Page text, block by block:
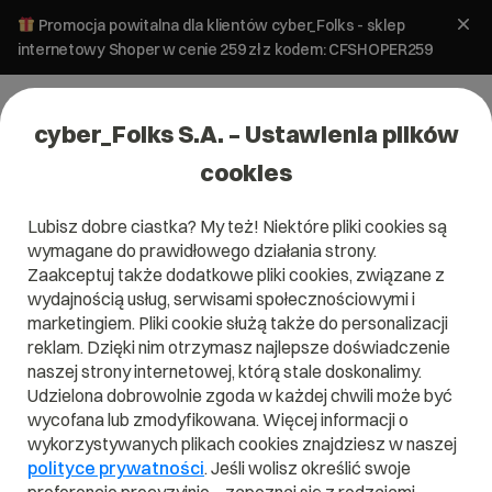
Promocja powitalna dla klientów cyber_Folks - sklep
internetowy Shoper w cenie 259 zł z kodem: CFSHOPER259
Czym jest Data Lake?
Przeczytaj czym jestData Lakew naszym słowniku.
Pomoże Ci to lepiej zrozumieć, czym dokładnie jestData
cyber_Folks S.A. – Ustawienia plików
cookies
Lubisz dobre ciastka? My też! Niektóre pliki cookies są
wymagane do prawidłowego działania strony.
Zaakceptuj także dodatkowe pliki cookies, związane z
wydajnością usług, serwisami społecznościowymi i
marketingiem. Pliki cookie służą także do personalizacji
reklam. Dzięki nim otrzymasz najlepsze doświadczenie
naszej strony internetowej, którą stale doskonalimy.
Udzielona dobrowolnie zgoda w każdej chwili może być
wycofana lub zmodyfikowana. Więcej informacji o
wykorzystywanych plikach cookies znajdziesz w naszej
polityce prywatności. Jeśli wolisz określić swoje